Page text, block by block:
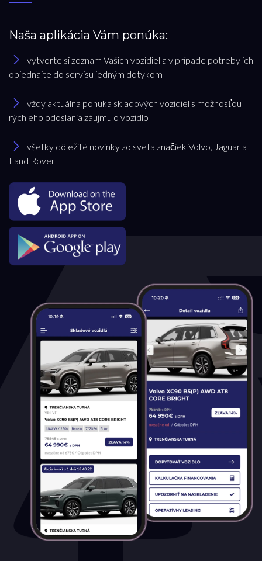
Naša aplikácia Vám ponúka:
vytvorte si zoznam Vašich vozidiel a v prípade potreby ich
objednajte do servisu jedným dotykom
vždy aktuálna ponuka skladových vozidiel s možnosťou
rýchleho odoslania záujmu o vozidlo
všetky dôležité novinky zo sveta značiek Volvo, Jaguar a
Land Rover